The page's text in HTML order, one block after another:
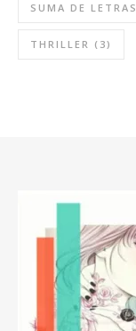
SUMA DE LETRAS
THRILLER (3)